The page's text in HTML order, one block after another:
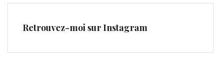
Retrouvez-moi sur Instagram